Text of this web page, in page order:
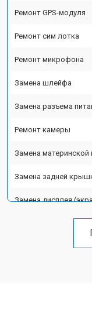
Ремонт GPS-модуля
Ремонт сим лотка
Ремонт микрофона
Замена шлейфа
Замена разъема
Ремонт камеры
Замена материнской
Замена задней
Замена дисплея
Замена кнопки